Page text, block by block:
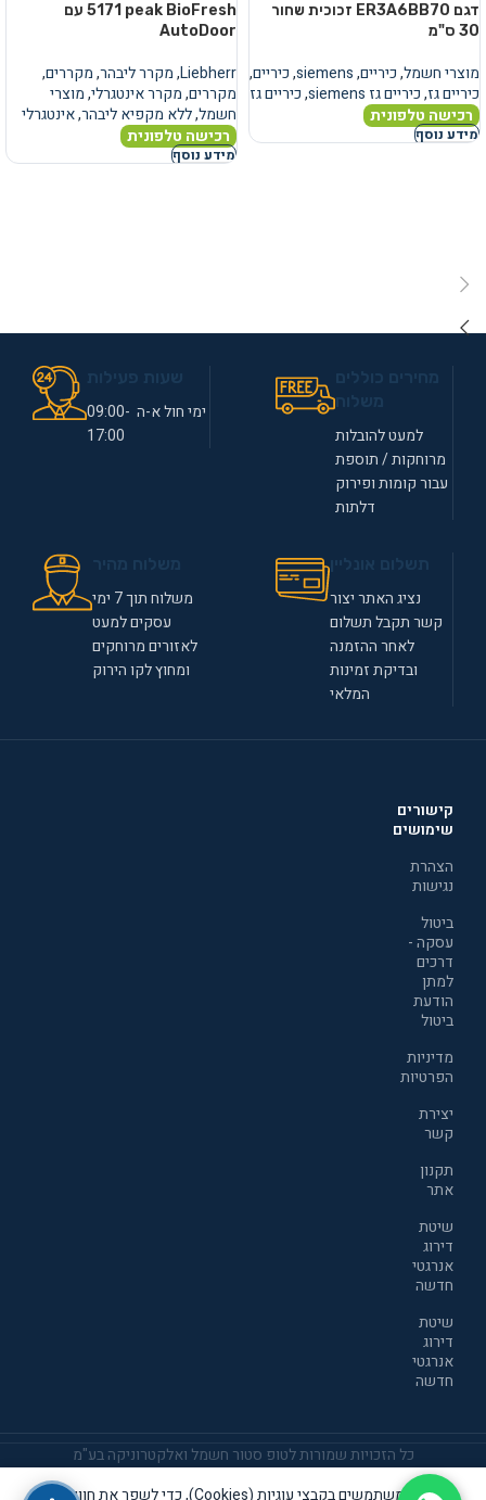
דגם ER3A6BB70 זכוכית שחור
30 ס"מ
מוצרי חשמל,כיריים,
siemens
,כיריים,
כיריים גז,כיריים גז siemens ,כיריים גז
רכישה טלפונית
מידע נוסף
5171 peak BioFresh עם
AutoDoor
Liebherr
,מקרר ליבהר,מקררים,
מקררים,מקרר אינטגרלי,מוצרי
חשמל,ללא מקפיא ליבהר,אינטגרלי
רכישה טלפונית
מידע נוסף
למעט להובלות
מרוחקות / תוספת
עבור קומות ופירוק
דלתות
ימי חול א-ה 09:00-
17:00
נציג האתר יצור
קשר תקבל תשלום
לאחר ההזמנה
ובדיקת זמינות
המלאי
משלוח תוך 7 ימי
עסקים למעט
לאזורים מרוחקים
ומחוץ לקו הירוק
קישורים
שימושים
הצהרת
נגישות
ביטול
עסקה -
דרכים
למתן
הודעת
ביטול
מדיניות
הפרטיות
יצירת
קשר
תקנון
אתר
שיטת
דירוג
אנרגטי
חדשה
שיטת
דירוג
אנרגטי
חדשה
כל הזכויות שמורות לטופ סטור חשמל ואלקטרוניקה בע"מ
אנו משתמשים בקבצי עוגיות (Cookies), כדי לשפר את חוויית